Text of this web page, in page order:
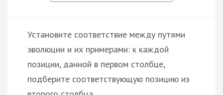
Установите соответствие между путями
эволюции и их примерами: к каждой
позиции, данной в первом столбце,
подберите соответствующую позицию из